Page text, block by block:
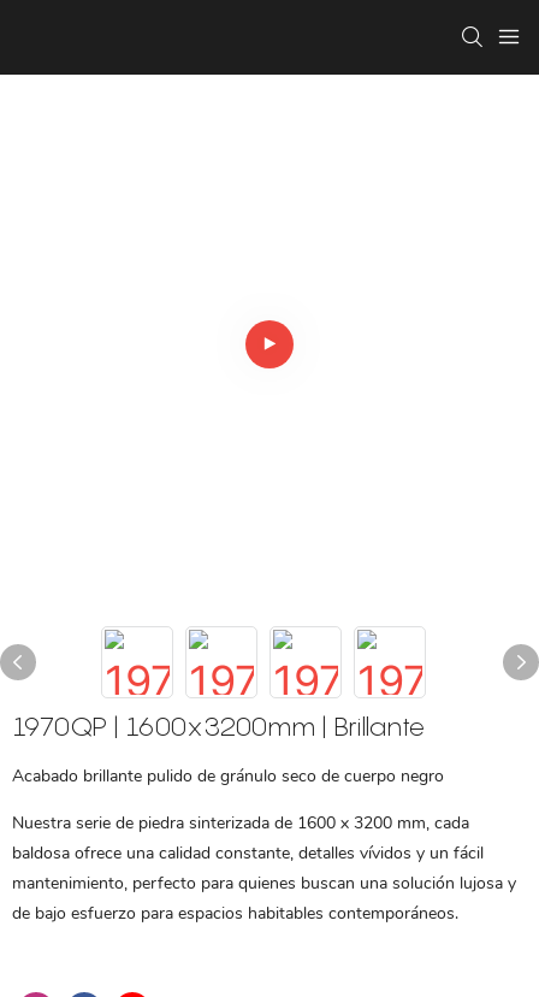
1970QP | 1600x3200mm | Brillante
Acabado brillante pulido de gránulo seco de cuerpo negro
Nuestra serie de piedra sinterizada de 1600 x 3200 mm, cada
baldosa ofrece una calidad constante, detalles vívidos y un fácil
mantenimiento, perfecto para quienes buscan una solución lujosa y
de bajo esfuerzo para espacios habitables contemporáneos.